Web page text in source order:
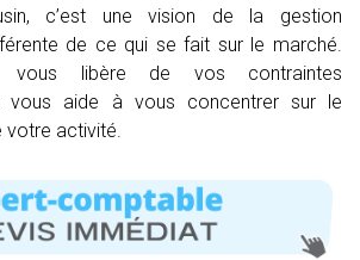
c’est une vision de la gestion
de ce qui se fait sur le marché.
vous libère de vos contraintes
vous aide à vous concentrer sur le
activité.